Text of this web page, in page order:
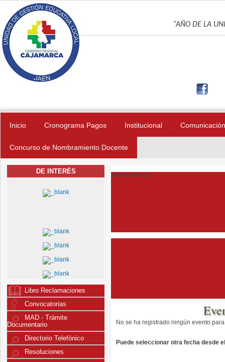
Pasar al contenido principal
“AÑO DE LA
Inicio Cronograma Pagos Institucional Comunicación
Concurso de Nombramiento Docente
DE INTERÉS
Libro Reclamaciones
Convocatorias
MAD - Trámite
Documentario
Directorio Telefónico
Resoluciones
Transparencia
No se ha registrado ningún evento
Puede seleccionar otra fecha desde